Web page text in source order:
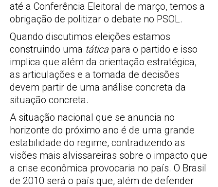
até a Conferência Eleitoral de março, temos a
obrigação de politizar o debate no PSOL.
Quando discutimos eleições estamos
construindo uma tática para o partido e isso
implica que além da orientação estratégica,
as articulações e a tomada de decisões
devem partir de uma análise concreta da
situação concreta.
A situação nacional que se anuncia no
horizonte do próximo ano é de uma grande
estabilidade do regime, contradizendo as
visões mais alvissareiras sobre o impacto que
a crise econômica provocaria no país. O Brasil
de 2010 será o país que, além de defender